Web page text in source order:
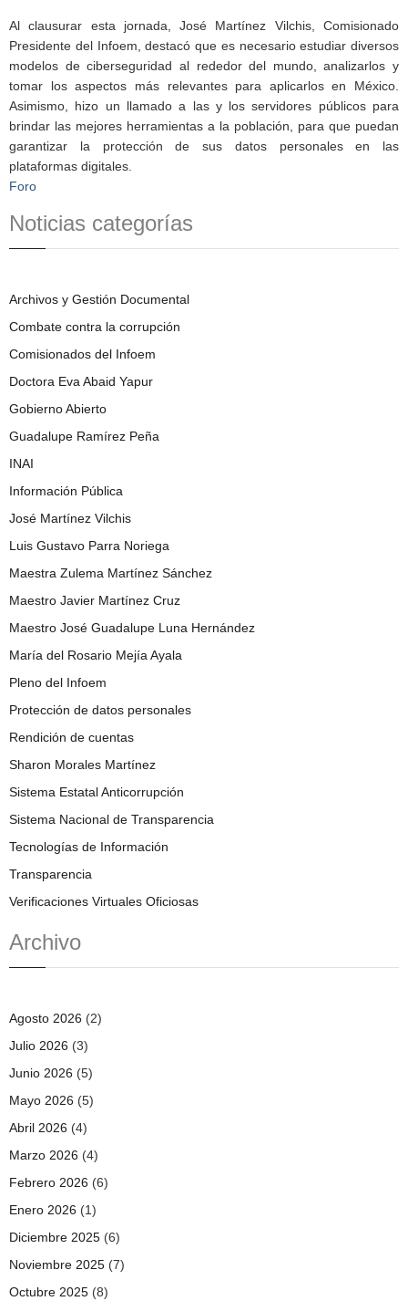
Al clausurar esta jornada, José Martínez Vilchis, Comisionado
Presidente del Infoem, destacó que es necesario estudiar diversos
modelos de ciberseguridad al rededor del mundo, analizarlos y
tomar los aspectos más relevantes para aplicarlos en México.
Asimismo, hizo un llamado a las y los servidores públicos para
brindar las mejores herramientas a la población, para que puedan
garantizar la protección de sus datos personales en las
plataformas digitales.
Foro
Noticias categorías
Archivos y Gestión Documental
Combate contra la corrupción
Comisionados del Infoem
Doctora Eva Abaid Yapur
Gobierno Abierto
Guadalupe Ramírez Peña
INAI
Información Pública
José Martínez Vilchis
Luis Gustavo Parra Noriega
Maestra Zulema Martínez Sánchez
Maestro Javier Martínez Cruz
Maestro José Guadalupe Luna Hernández
María del Rosario Mejía Ayala
Pleno del Infoem
Protección de datos personales
Rendición de cuentas
Sharon Morales Martínez
Sistema Estatal Anticorrupción
Sistema Nacional de Transparencia
Tecnologías de Información
Transparencia
Verificaciones Virtuales Oficiosas
Archivo
Agosto 2026 (2)
Julio 2026 (3)
Junio 2026 (5)
Mayo 2026 (5)
Abril 2026 (4)
Marzo 2026 (4)
Febrero 2026 (6)
Enero 2026 (1)
Diciembre 2025 (6)
Noviembre 2025 (7)
Octubre 2025 (8)